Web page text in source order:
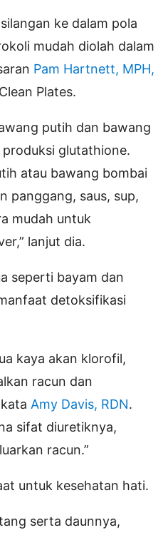
ke dalam pola
mudah diolah dalam
Pam Hartnett, MPH,
Plates.
putih dan bawang
glutathione.
atau bawang bombai
panggang, saus, sup,
mudah untuk
lanjut dia.
seperti bayam dan
detoksifikasi
kaya akan klorofil,
racun dan
Amy Davis, RDN.
sifat diuretiknya,
racun.”
untuk kesehatan hati.
serta daunnya,